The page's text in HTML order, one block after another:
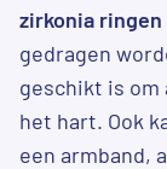
zirkonia ringen
gedragen
geschikt is om
het hart. Ook
een armband,